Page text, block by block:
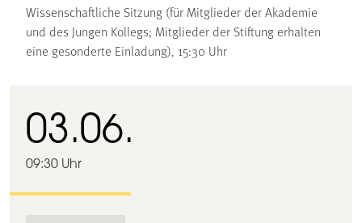
Wissenschaftliche Sitzung (für Mitglieder der Akademie
und des Jungen Kollegs; Mitglieder der Stiftung erhalten
eine gesonderte Einladung), 15:30 Uhr
03.06.
09:30 Uhr